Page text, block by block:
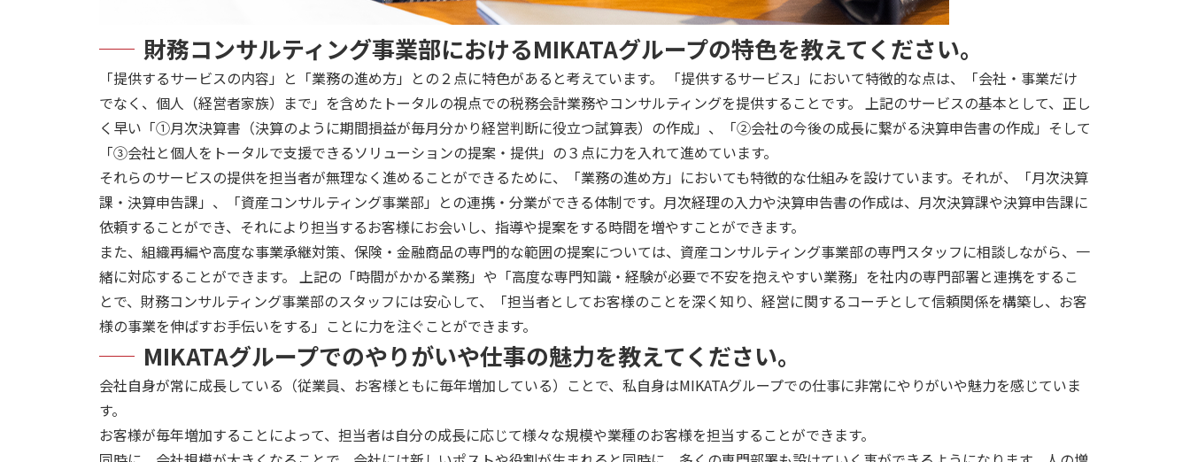
財務コンサルティング事業部におけるMIKATAグループの特色を教えてください。
「提供するサービスの内容」と「業務の進め方」との２点に特色があると考えています。 「提供するサービス」において特徴的な点は、「会社・事業だけ
でなく、個人（経営者家族）まで」を含めたトータルの視点での税務会計業務やコンサルティングを提供することです。 上記のサービスの基本として、正し
く早い「①月次決算書（決算のように期間損益が毎月分かり経営判断に役立つ試算表）の作成」、「②会社の今後の成長に繋がる決算申告書の作成」そして
「③会社と個人をトータルで支援できるソリューションの提案・提供」の３点に力を入れて進めています。
それらのサービスの提供を担当者が無理なく進めることができるために、「業務の進め方」においても特徴的な仕組みを設けています。それが、「月次決算
課・決算申告課」、「資産コンサルティング事業部」との連携・分業ができる体制です。月次経理の入力や決算申告書の作成は、月次決算課や決算申告課に
依頼することができ、それにより担当するお客様にお会いし、指導や提案をする時間を増やすことができます。
また、組織再編や高度な事業承継対策、保険・金融商品の専門的な範囲の提案については、資産コンサルティング事業部の専門スタッフに相談しながら、一
緒に対応することができます。 上記の「時間がかかる業務」や「高度な専門知識・経験が必要で不安を抱えやすい業務」を社内の専門部署と連携をするこ
とで、財務コンサルティング事業部のスタッフには安心して、「担当者としてお客様のことを深く知り、経営に関するコーチとして信頼関係を構築し、お客
様の事業を伸ばすお手伝いをする」ことに力を注ぐことができます。
MIKATAグループでのやりがいや仕事の魅力を教えてください。
会社自身が常に成長している（従業員、お客様ともに毎年増加している）ことで、私自身はMIKATAグループでの仕事に非常にやりがいや魅力を感じていま
す。
お客様が毎年増加することによって、担当者は自分の成長に応じて様々な規模や業種のお客様を担当することができます。